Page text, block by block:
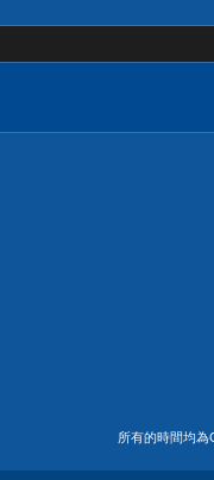
所有的時間均為